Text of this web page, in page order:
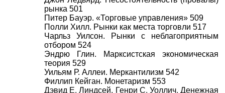
рынка 501
Питер Бауэр. «Торговые управления» 509
Полли Хилл. Рынки как места торговли 517
Чарльз Уилсон. Рынки с неблагоприятным
отбором 524
Эндрю Глин. Марксистская экономическая
теория 529
Уильям Р. Аллеи. Меркантилизм 542
Филлип Кейган. Монетаризм 553
Дэвид Е. Линдсей, Генри С. Уоллич. Денежная